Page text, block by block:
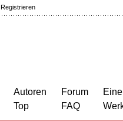
Registrieren
Autoren
Top
Forum
FAQ